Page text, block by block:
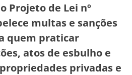
Projeto de Lei nº
multas e sanções
quem praticar
atos de esbulho e
privadas e